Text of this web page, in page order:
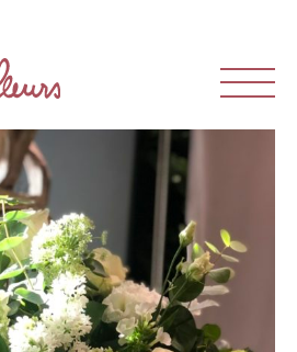
The Store
Our atelier
Our team
clientele